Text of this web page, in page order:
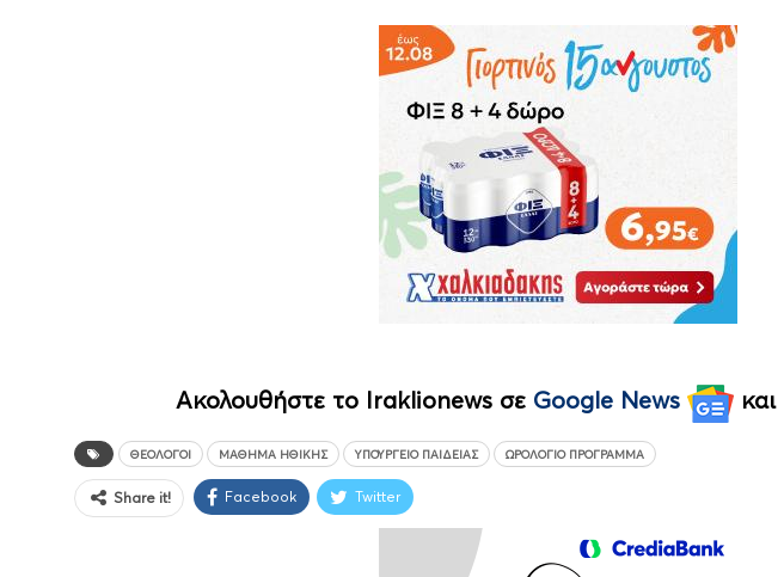
Ακολουθήστε το Iraklionews σε Google News και
ΘΕΟΛΌΓΟΙ ΜΆΘΗΜΑ ΗΘΙΚΉΣ ΥΠΟΥΡΓΕΊΟ ΠΑΙΔΕΊΑΣ ΩΡΟΛΌΓΙΟ ΠΡΌΓΡΑΜΜΑ
Share it! Facebook Twitter